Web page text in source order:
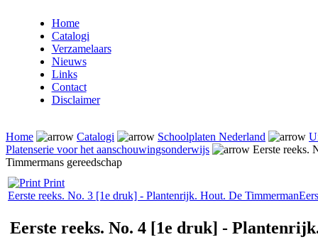
Home
Catalogi
Verzamelaars
Nieuws
Links
Contact
Disclaimer
Home Catalogi Schoolplaten Nederland
Platenserie voor het aanschouwingsonderwijs
Eerste reeks.
Timmermans gereedschap
Print
Eerste reeks. No. 3 [1e druk] - Plantenrijk. Hout. De Timmerman
Eerste reeks. No. 4 [1e druk] -